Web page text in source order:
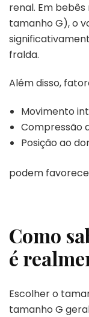
renal. Em
tamanho G), o
fralda.
Além disso,
Movimento
Compressão
Posição ao
podem
Como
é
Escolher o
tamanho G